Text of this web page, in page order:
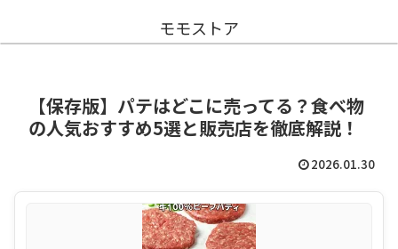
モモストア
【保存版】パテはどこに売ってる？食べ物
の人気おすすめ5選と販売店を徹底解説！
2026.01.30